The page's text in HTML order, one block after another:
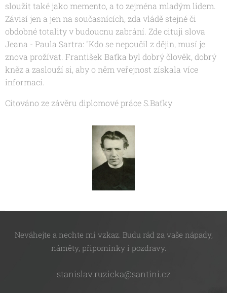
sloužit také jako memento, a to zejména mladým lidem.
Závisí jen a jen na současnících, zda vládě stejné či
obdobné totality v budoucnu zabrání. Zde cituji slova
Jeana - Paula Sartra: "Kdo se nepoučil z dějin, musí je
znova prožívat. František Baťka byl dobrý člověk, dobrý
kněz a zaslouží si, aby o něm veřejnost získala více
informací.
Citováno ze závěru diplomové práce S.Baťky
Neváhejte a nechte mi vzkaz. Budu rád za vaše nápady,
náměty, připomínky i pozdravy.
stanislav.ruzicka@santini.cz